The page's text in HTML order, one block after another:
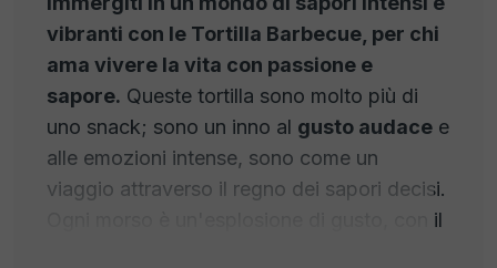
vibranti con le Tortilla Barbecue, per chi
ama vivere la vita con passione e
sapore. Queste tortilla sono molto più di
uno snack; sono un inno al gusto audace e
alle emozioni intense, sono come un
viaggio attraverso il regno dei sapori decisi.
Ogni morso è un'esplosione di gusto, con il